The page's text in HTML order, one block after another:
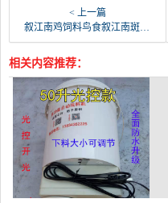
< 上一篇
叙江南鸡饲料鸟食叙江南斑鸠17鸽七彩山鸡竹鸡鹧鸪观-鸡饲料(叙江南旗舰店仅售23.88元)
相关内容推荐：